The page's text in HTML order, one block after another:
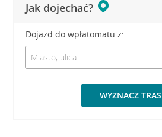
Jak dojechać?
Dojazd do wpłatomatu z:
WYZNACZ